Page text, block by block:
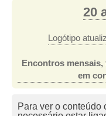
20
Logótipo
Encontros
em
Para ver o conteúdo